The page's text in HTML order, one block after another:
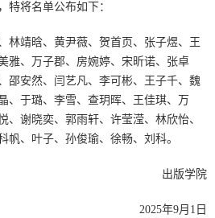
特将名单公布如下：
林靖晗、黄尹薇、贺首页、张子煜、王
雅、万子郡、房婉婷、宋昕诺、张卓
邵安然、闫艺凡、李可彬、王子千、魏
、于璐、李雪、查玥晖、王佳琪、万
、谢晓奕、郭雨轩、许莹滢、林欣怡、
帆、叶子、孙俊瑜、徐畅、刘科。
出版学院
2025年9月1日